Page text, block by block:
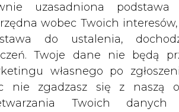
uzasadniona podstawa
wobec Twoich
do ustalenia,
Twoje dane nie będą
własnego po
nie zgadzasz się z naszą
Twoich
Przesłanie komentarza oznacza
z portalu cire.pl